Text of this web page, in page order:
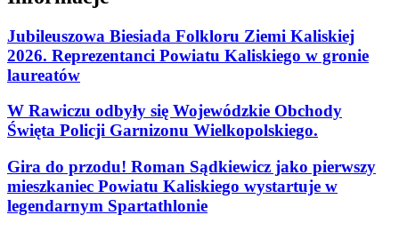
Jubileuszowa Biesiada Folkloru Ziemi Kaliskiej
2026. Reprezentanci Powiatu Kaliskiego w gronie
laureatów
W Rawiczu odbyły się Wojewódzkie Obchody
Święta Policji Garnizonu Wielkopolskiego.
Gira do przodu! Roman Sądkiewicz jako pierwszy
mieszkaniec Powiatu Kaliskiego wystartuje w
legendarnym Spartathlonie